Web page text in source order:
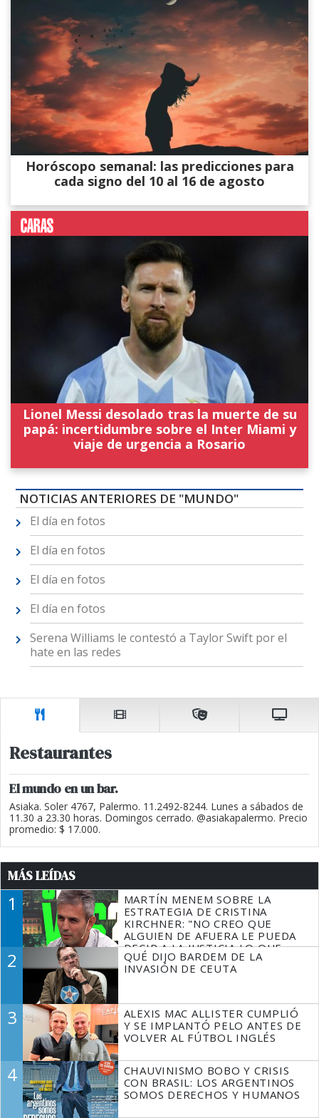
Horóscopo semanal: las predicciones para
cada signo del 10 al 16 de agosto
Lionel Messi desolado tras la muerte de su
papá: incertidumbre sobre el Inter Miami y
viaje de urgencia a Rosario
NOTICIAS ANTERIORES DE "MUNDO"
El día en fotos
El día en fotos
El día en fotos
El día en fotos
Serena Williams le contestó a Taylor Swift por el
hate en las redes
Restaurantes
El mundo en un bar.
Asiaka. Soler 4767, Palermo. 11.2492-8244. Lunes a sábados de
11.30 a 23.30 horas. Domingos cerrado. @asiakapalermo. Precio
promedio: $ 17.000.
MÁS LEÍDAS
1
MARTÍN MENEM SOBRE LA
ESTRATEGIA DE CRISTINA
KIRCHNER: "NO CREO QUE
ALGUIEN DE AFUERA LE PUEDA
DECIR A LA JUSTICIA LO QUE
TIENE QUE HACER"
2
QUÉ DIJO BARDEM DE LA
INVASIÓN DE CEUTA
3
ALEXIS MAC ALLISTER CUMPLIÓ
Y SE IMPLANTÓ PELO ANTES DE
VOLVER AL FÚTBOL INGLÉS
4
CHAUVINISMO BOBO Y CRISIS
CON BRASIL: LOS ARGENTINOS
SOMOS DERECHOS Y HUMANOS